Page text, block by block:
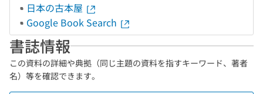
日本の古本屋
Google Book Search
書誌情報
この資料の詳細や典拠（同じ主題の資料を指すキーワード、著者
名）等を確認できます。